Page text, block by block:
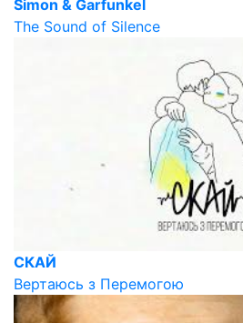
Simon & Garfunkel
The Sound of Silence
СКАЙ
Вертаюсь з Перемогою